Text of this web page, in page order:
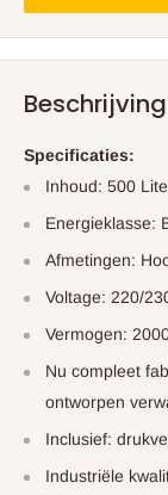
Beschrijving
Specificaties:
Inhoud: 500
Energieklasse:
Afmetingen:
Voltage: 220/
Vermogen:
Nu compleet
ontworpen
Inclusief:
Industriële